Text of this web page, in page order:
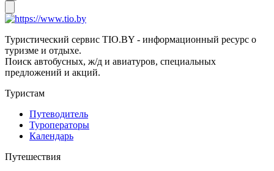
Туристический сервис TIO.BY - информационный ресурс о
туризме и отдыхе.
Поиск автобусных, ж/д и авиатуров, специальных
предложений и акций.
Туристам
Путеводитель
Туроператоры
Календарь
Путешествия